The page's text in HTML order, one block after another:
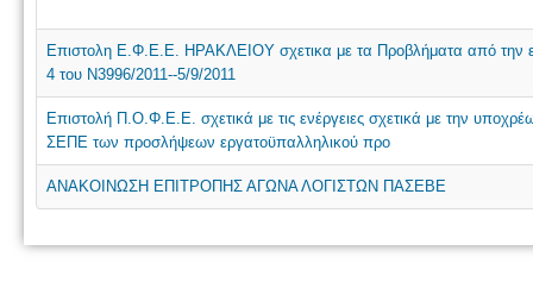
Επιστολη Ε.Φ.Ε.Ε. ΗΡΑΚΛΕΙΟΥ σχετικα με τα Προβλήματα από την
4 του Ν3996/2011--5/9/2011
Επιστολή Π.Ο.Φ.Ε.Ε. σχετικά με τις ενέργειες σχετικά με την
ΣΕΠΕ των προσλήψεων εργατοϋπαλληλικού προ
ΑΝΑΚΟΙΝΩΣΗ ΕΠΙΤΡΟΠΗΣ ΑΓΩΝΑ ΛΟΓΙΣΤΩΝ ΠΑΣΕΒΕ